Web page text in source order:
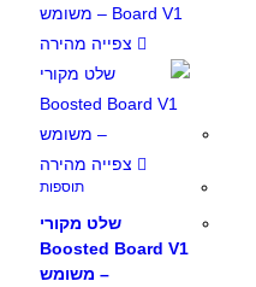
צפייה מהירה
צפייה מהירה
תוספות
שלט מקורי
Boosted Board V1
– משומש